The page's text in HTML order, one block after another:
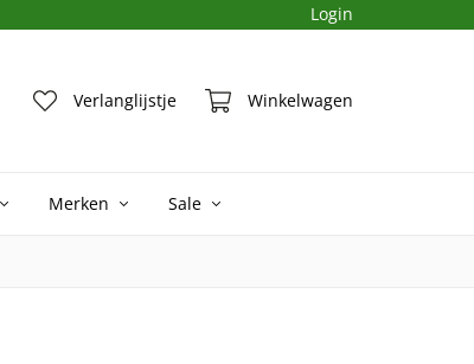
Login
Verlanglijstje Winkelwagen
Merken Sale